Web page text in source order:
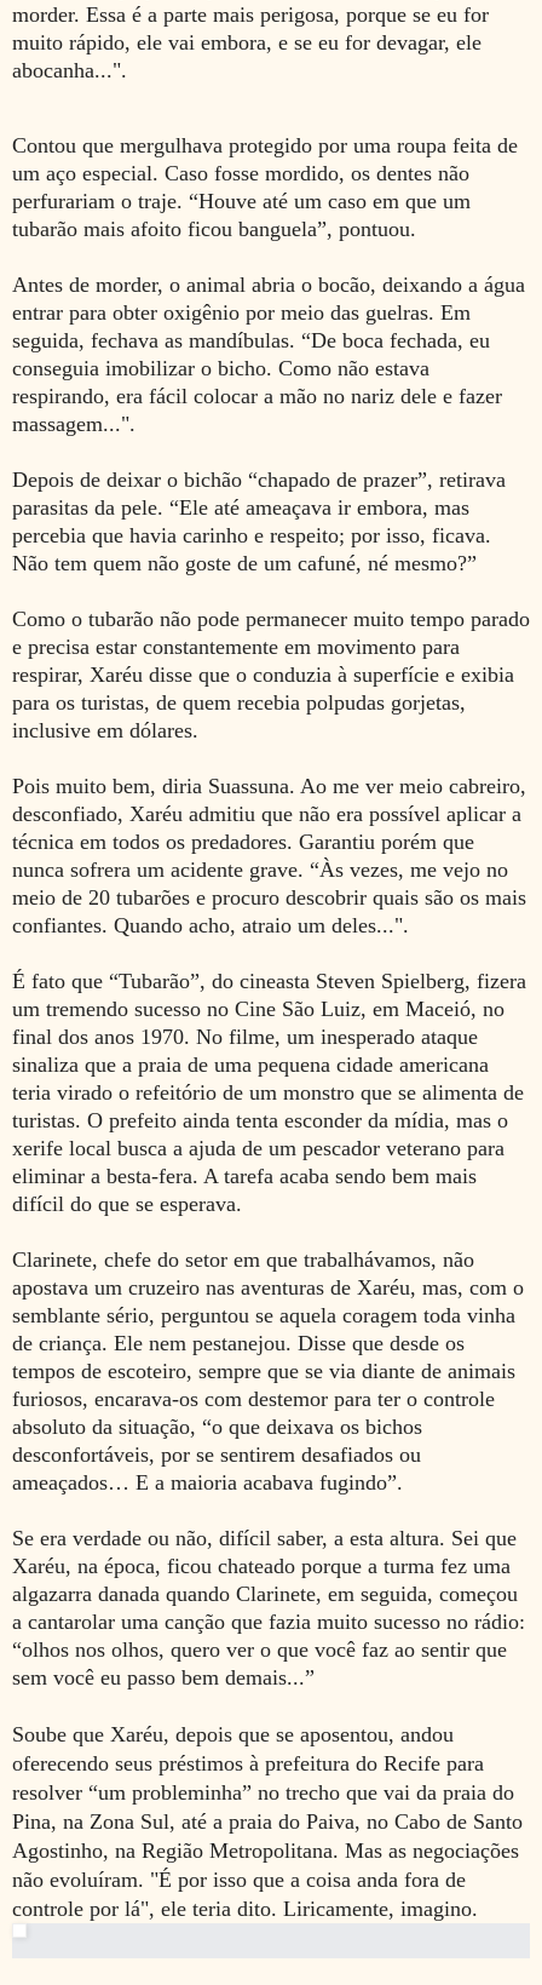
morder. Essa é a parte mais perigosa, porque se eu for
muito rápido, ele vai embora, e se eu for devagar, ele
abocanha...".
Contou que mergulhava protegido por uma roupa feita de
um aço especial. Caso fosse mordido, os dentes não
perfurariam o traje. “Houve até um caso em que um
tubarão mais afoito ficou banguela”, pontuou.
Antes de morder, o animal abria o bocão, deixando a água
entrar para obter oxigênio por meio das guelras. Em
seguida, fechava as mandíbulas. “De boca fechada, eu
conseguia imobilizar o bicho. Como não estava
respirando, era fácil colocar a mão no nariz dele e fazer
massagem...".
Depois de deixar o bichão “chapado de prazer”, retirava
parasitas da pele. “Ele até ameaçava ir embora, mas
percebia que havia carinho e respeito; por isso, ficava.
Não tem quem não goste de um cafuné, né mesmo?”
Como o tubarão não pode permanecer muito tempo parado
e precisa estar constantemente em movimento para
respirar, Xaréu disse que o conduzia à superfície e exibia
para os turistas, de quem recebia polpudas gorjetas,
inclusive em dólares.
Pois muito bem, diria Suassuna. Ao me ver meio cabreiro,
desconfiado, Xaréu admitiu que não era possível aplicar a
técnica em todos os predadores. Garantiu porém que
nunca sofrera um acidente grave. “Às vezes, me vejo no
meio de 20 tubarões e procuro descobrir quais são os mais
confiantes. Quando acho, atraio um deles...".
É fato que “Tubarão”, do cineasta Steven Spielberg, fizera
um tremendo sucesso no Cine São Luiz, em Maceió, no
final dos anos 1970. No filme, um inesperado ataque
sinaliza que a praia de uma pequena cidade americana
teria virado o refeitório de um monstro que se alimenta de
turistas. O prefeito ainda tenta esconder da mídia, mas o
xerife local busca a ajuda de um pescador veterano para
eliminar a besta-fera. A tarefa acaba sendo bem mais
difícil do que se esperava.
Clarinete, chefe do setor em que trabalhávamos, não
apostava um cruzeiro nas aventuras de Xaréu, mas, com o
semblante sério, perguntou se aquela coragem toda vinha
de criança. Ele nem pestanejou. Disse que desde os
tempos de escoteiro, sempre que se via diante de animais
furiosos, encarava-os com destemor para ter o controle
absoluto da situação, “o que deixava os bichos
desconfortáveis, por se sentirem desafiados ou
ameaçados… E a maioria acabava fugindo”.
Se era verdade ou não, difícil saber, a esta altura. Sei que
Xaréu, na época, ficou chateado porque a turma fez uma
algazarra danada quando Clarinete, em seguida, começou
a cantarolar uma canção que fazia muito sucesso no rádio:
“olhos nos olhos, quero ver o que você faz ao sentir que
sem você eu passo bem demais...”
Soube que Xaréu, depois que se aposentou, andou
oferecendo seus préstimos à prefeitura do Recife para
resolver “um probleminha” no trecho que vai da praia do
Pina, na Zona Sul, até a praia do Paiva, no Cabo de Santo
Agostinho, na Região Metropolitana. Mas as negociações
não evoluíram. "É por isso que a coisa anda fora de
controle por lá", ele teria dito. Liricamente, imagino.